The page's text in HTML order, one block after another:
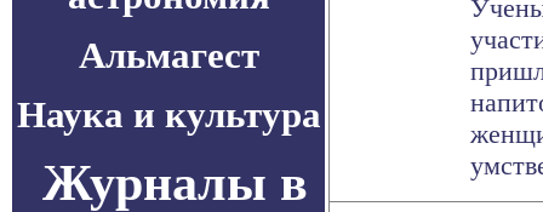
Альмагест
Наука и культура
Журналы в